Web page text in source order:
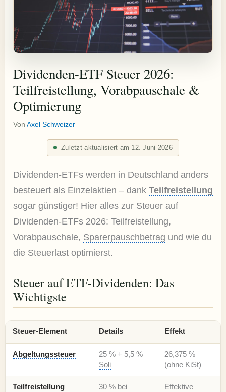
Dividenden-ETF Steuer 2026:
Teilfreistellung, Vorabpauschale &
Optimierung
Von Axel Schweizer
Zuletzt aktualisiert am 12. Juni 2026
Dividenden-ETFs werden in Deutschland anders
besteuert als Einzelaktien – dank Teilfreistellung
sogar günstiger! Hier alles zur Steuer auf
Dividenden-ETFs 2026: Teilfreistellung,
Vorabpauschale, Sparerpauschbetrag und wie du
die Steuerlast optimierst.
Steuer auf ETF-Dividenden: Das
Wichtigste
Steuer-Element Details Effekt
Abgeltungssteuer
25 % + 5,5 %
Soli
26,375 %
(ohne KiSt)
Teilfreistellung
30 % bei
Effektive